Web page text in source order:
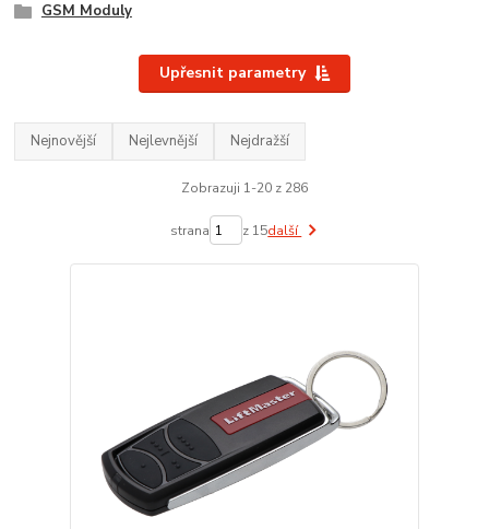
GSM Moduly
Upřesnit parametry
Nejnovější Nejlevnější Nejdražší
Zobrazuji 1-20 z 286
strana z 15další